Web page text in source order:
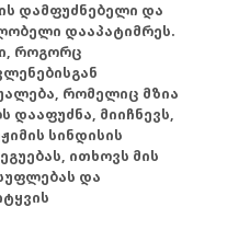
დამფუძნებელი და
დააპატიმრეს.
როგორც
რომელიც მზია
დააფუძნა, მიიჩნევს,
სინდისის
ითხოვს მის
და